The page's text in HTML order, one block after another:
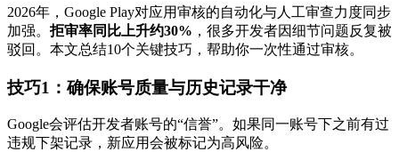
2026年，Google Play对应用审核的自动化与人工审查力度同步
加强。 拒审率同比上升约30% ，很多开发者因细节问题反复被
驳回。本文总结10个关键技巧，帮助你一次性通过审核。
技巧1：确保账号质量与历史记录干净
Google会评估开发者账号的“信誉”。如果同一账号下之前有过
违规下架记录，新应用会被标记为高风险。